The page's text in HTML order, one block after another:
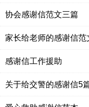
协会感谢信范文三篇
家长给老师的感谢信范
感谢信工作援助
关于给交警的感谢信5